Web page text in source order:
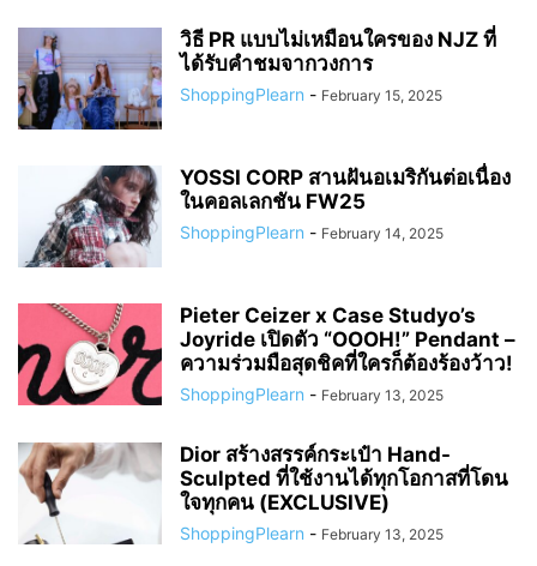
วิธี PR แบบไม่เหมือนใครของ NJZ ที่
ได้รับคำชมจากวงการ
ShoppingPlearn - February 15, 2025
YOSSI CORP สานฝันอเมริกันต่อเนื่อง
ในคอลเลกชัน FW25
ShoppingPlearn - February 14, 2025
Pieter Ceizer x Case Studyo’s
Joyride เปิดตัว “OOOH!” Pendant –
ความร่วมมือสุดชิคที่ใครก็ต้องร้องว้าว!
ShoppingPlearn - February 13, 2025
Dior สร้างสรรค์กระเป๋า Hand-
Sculpted ที่ใช้งานได้ทุกโอกาสที่โดน
ใจทุกคน (EXCLUSIVE)
ShoppingPlearn - February 13, 2025